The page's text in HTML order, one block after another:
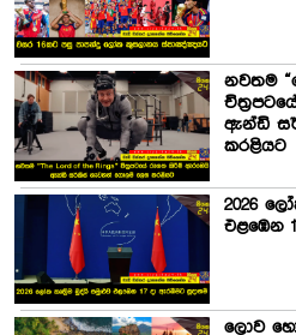
නවතම
ඇන්ඩි
කරළියට
2026
එළඹෙන
ලොව